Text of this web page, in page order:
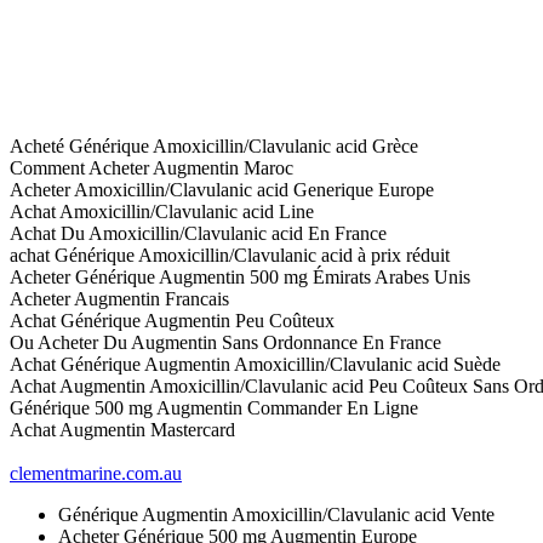
Acheté Générique Amoxicillin/Clavulanic acid Grèce
Comment Acheter Augmentin Maroc
Acheter Amoxicillin/Clavulanic acid Generique Europe
Achat Amoxicillin/Clavulanic acid Line
Achat Du Amoxicillin/Clavulanic acid En France
achat Générique Amoxicillin/Clavulanic acid à prix réduit
Acheter Générique Augmentin 500 mg Émirats Arabes Unis
Acheter Augmentin Francais
Achat Générique Augmentin Peu Coûteux
Ou Acheter Du Augmentin Sans Ordonnance En France
Achat Générique Augmentin Amoxicillin/Clavulanic acid Suède
Achat Augmentin Amoxicillin/Clavulanic acid Peu Coûteux Sans
Générique 500 mg Augmentin Commander En Ligne
Achat Augmentin Mastercard
clementmarine.com.au
Générique Augmentin Amoxicillin/Clavulanic acid Vente
Acheter Générique 500 mg Augmentin Europe